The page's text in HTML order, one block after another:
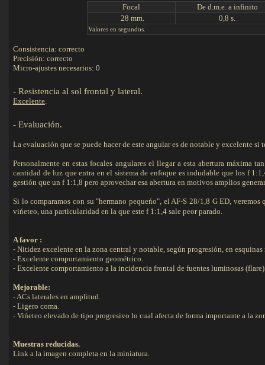
Focal
De d.m.e. a infinito
28 mm.
0,8 s.
Valores en segundos.
Consistencia: correcto
Precisión: correcto
Micro-ajustes necesarios: 0
- Resistencia al sol frontal y lateral.
Excelente.
- Evaluación.
La evaluación que se puede hacer de este angular es de notable y excelente
Personalmente en estas focales angulares el llegar a esta abertura máxima
cantidad de luz que entra en el sistema de enfoque es indudable que los f
gestión que un f 1:1,8 pero aprovechar esa abertura en motivos amplios
Si lo comparamos con su "hermano pequeńo", el AF-S 28/1,8 G ED,
vińeteo, una particularidad en la que este f 1:1,4 sale peor parado.
A favor :
- Nitidez excelente en la zona central y notable, según progresión, en esquinas
- Excelente comportamiento geométrico.
- Excelente comportamiento a la incidencia frontal de fuentes luminosas
Mejorable:
- ACs laterales en amplitud.
- Ligero coma.
- Vińeteo elevado de tipo progresivo lo cual afecta de forma importante a la
Muestras reducidas.
Link a la imagen completa en la miniatura.